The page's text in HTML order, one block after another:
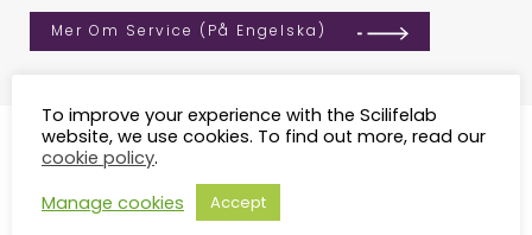
Mer Om Service (på Engelska)
To improve your experience with the Scilifelab
website, we use cookies. To find out more, read our
cookie policy.
Manage cookies
Accept